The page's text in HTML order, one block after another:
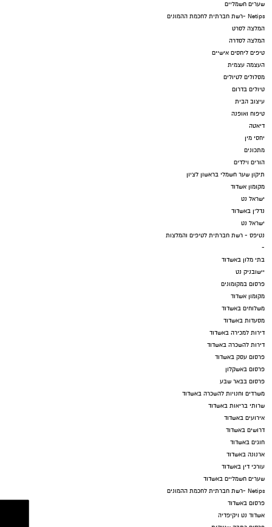
שערים חשמליים
Netips -רשת חברתית לחכמת ההמונים
המלצה לסרט
המלצה לסדרה
טיפים ליחסים אישיים
העצמה עצמית
מסלולים לטיולים
טיולים בדרום
עיצוב הבית
טיפוח ואופנה
דיאטה
יחסי מין
מתכונים
הורים וילדים
תיקון שער חשמלי בראשון לציון
מקומון אשדוד
ישראל נט
נדל"ן באשדוד
ישראל נט
נטיפס - רשת חברתית לטיפים והמלצות
-
בתי מלון באשדוד
יישובניק נט
פרסום במקומונים
מקומון אשדוד
משלוחים באשדוד
מסעדות באשדוד
דירות למכירה באשדוד
דירות להשכרה באשדוד
פרסום עסק באשדוד
פרסום באשקלון
פרסום בבאר שבע
משרדים וחנויות להשכרה באשדוד
שרותי בריאות באשדוד
אירועים באשדוד
דרושים באשדוד
חוגים באשדוד
ארנונה באשדוד
עורכי דין באשדוד
שערים חשמליים באשדוד
Netips -רשת חברתית לחכמת ההמונים
פרסום באשדוד
אשדוד נט ויקיפדיה